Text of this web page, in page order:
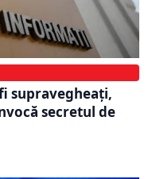
supravegheați,
secretul de